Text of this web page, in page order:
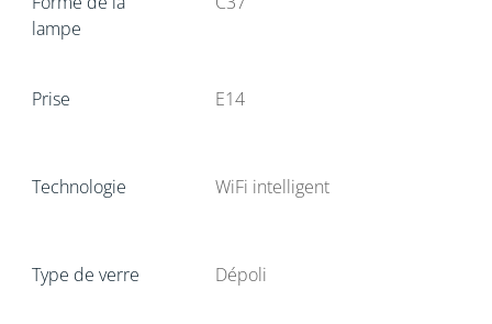
lampe
Prise E14
Technologie WiFi intelligent
Type de verre Dépoli